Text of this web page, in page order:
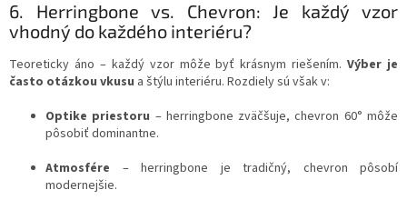
6. Herringbone vs. Chevron: Je každý vzor
vhodný do každého interiéru?
Teoreticky áno – každý vzor môže byť krásnym riešením.Výber je
často otázkou vkusu a štýlu interiéru. Rozdiely sú však v:
Optike priestoru – herringbone zväčšuje, chevron 60° môže
pôsobiť dominantne.
Atmosfére – herringbone je tradičný, chevron pôsobí
modernejšie.